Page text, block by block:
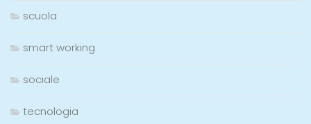
scuola
smart working
sociale
tecnologia